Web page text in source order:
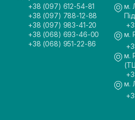
+38 (097) 612-54-81
+38 (097) 788-12-88
+38 (097) 983-41-20
+38 (068) 693-46-00
+38 (068) 951-22-86
м.
м.
м.
м.